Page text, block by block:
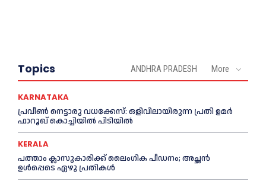
Topics ANDHRA PRADESH More
KARNATAKA
പ്രവീണ്‍ നെട്ടാരു വധക്കേസ്: ഒളിവിലായിരുന്ന പ്രതി ഉമര്‍
ഫാറൂഖ് കൊച്ചിയില്‍ പിടിയില്‍
KERALA
പത്താം ക്ലാസുകാരിക്ക് ലൈംഗിക പീഡനം; അച്ഛന്‍
ഉള്‍പ്പെടെ ഏഴു പ്രതികള്‍